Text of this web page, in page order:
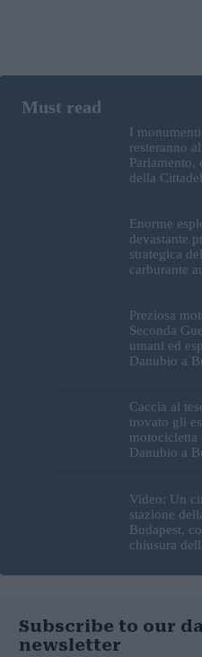
I
resteranno
Parlamento,
della
Enorme
devastante
strategica
carburante
Preziosa
Seconda
umani ed
Danubio a
Caccia al
trovato gli
motocicletta
Danubio a
Video: Un
stazione
Budapest,
chiusura
Subscribe to our
newsletter